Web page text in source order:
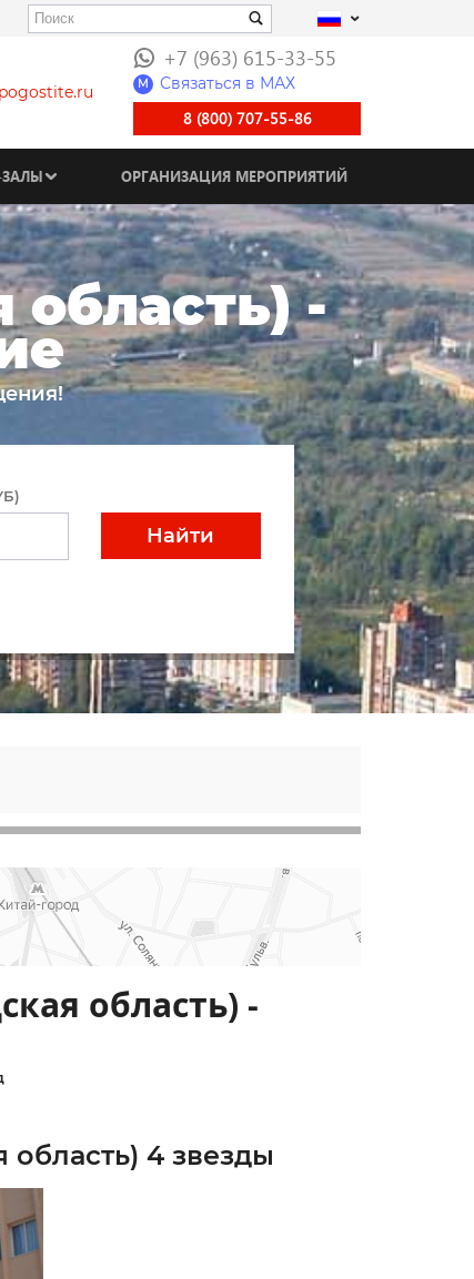
+7 (963) 615-33-55
M Связаться в МАХ
8 (800) 707-55-86
ОРГАНИЗАЦИЯ МЕРОПРИЯТИЙ
-
Найти
область) -
4 звезды